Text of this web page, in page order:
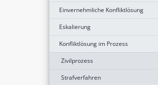
Einvernehmliche Konfliktlösung
Eskalierung
Konfliktlösung im Prozess
Zivilprozess
Strafverfahren